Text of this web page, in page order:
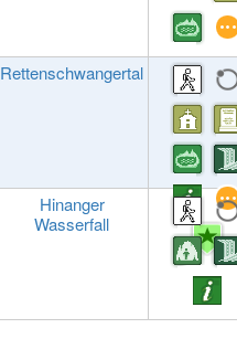
Rettenschwangertal
Hinanger
Wasserfall